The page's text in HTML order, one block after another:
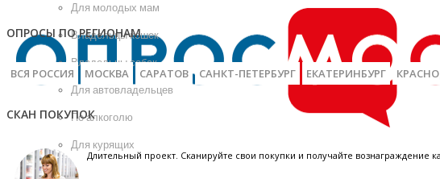
Для молодых мам
Владельцы кошек
Владельцы собак
Для автовладельцев
По алкоголю
Для курящих
ОПРОСЫ ПО РЕГИОНАМ
ВСЯ РОССИЯ МОСКВА САРАТОВ САНКТ-ПЕТЕРБУРГ ЕКАТЕРИНБУРГ
СКАН ПОКУПОК
Длительный проект. Сканируйте свои покупки и получайте вознаграждение